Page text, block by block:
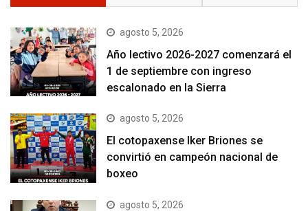
agosto 5, 2026
Año lectivo 2026-2027 comenzará el
1 de septiembre con ingreso
escalonado en la Sierra
agosto 5, 2026
El cotopaxense Iker Briones se
convirtió en campeón nacional de
boxeo
agosto 5, 2026